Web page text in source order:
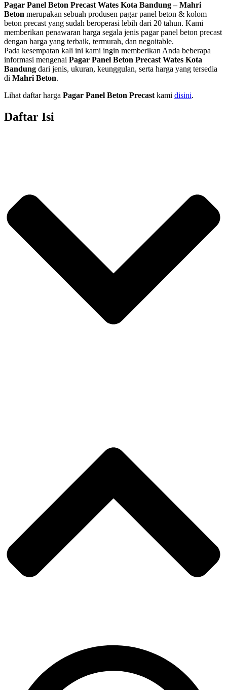
Pagar Panel Beton Precast Wates Kota Bandung – Mahri
Beton merupakan sebuah produsen pagar panel beton & kolom
beton precast yang sudah beroperasi lebih dari 20 tahun. Kami
memberikan penawaran harga segala jenis pagar panel beton precast
dengan harga yang terbaik, termurah, dan negoitable.
Pada kesempatan kali ini kami ingin memberikan Anda beberapa
informasi mengenai Pagar Panel Beton Precast Wates Kota
Bandung dari jenis, ukuran, keunggulan, serta harga yang tersedia
di Mahri Beton.
Lihat daftar harga Pagar Panel Beton Precast kami disini.
Daftar Isi